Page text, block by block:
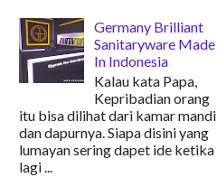
Germany Brilliant
Sanitaryware Made
In Indonesia
Kalau kata Papa,
Kepribadian orang
itu bisa dilihat dari kamar mandi
dan dapurnya. Siapa disini yang
lumayan sering dapet ide ketika
lagi ...